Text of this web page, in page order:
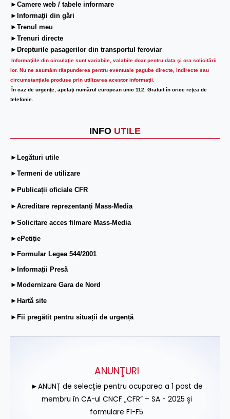
►Camere web / tabele informare
►Informaţii din gări
►Trenul meu
►Trenuri directe
►Drepturile pasagerilor din transportul feroviar
Informaţiile din circulaţie sunt variabile, valabile doar pentru data şi ora solicitării
lor. Nu ne asumăm răspunderea pentru eventuale pagube directe, indirecte sau
circumstanțiale produse prin utilizarea acestor informații.
În caz de urgenţe, apelaţi numărul european unic 112. Gratuit în orice reţea de
telefonie.
INFO UTILE
►Legături utile
►Termeni de utilizare
►Publicații oficiale CFR
►Acreditare reprezentanți Mass-Media
►Solicitare acces filmare Mass-Media
►ePetiție
►Formular Legea 544/2001
►Informații Presă
►Modernizare Gara de Nord
►Hartă site
►Fii pregătit pentru situații de urgență
ANUNŢURI
►ANUNȚ de selecție pentru ocuparea a 1 post de
membru în CA-ul CNCF „CFR” – SA - 2025 și
formulare F1-F5